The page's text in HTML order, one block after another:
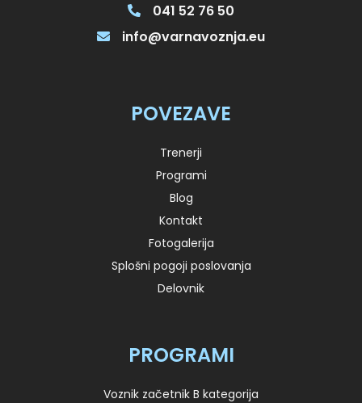
041 52 76 50
info@varnavoznja.eu
POVEZAVE
Trenerji
Programi
Blog
Kontakt
Fotogalerija
Splošni pogoji poslovanja
Delovnik
PROGRAMI
Voznik začetnik B kategorija